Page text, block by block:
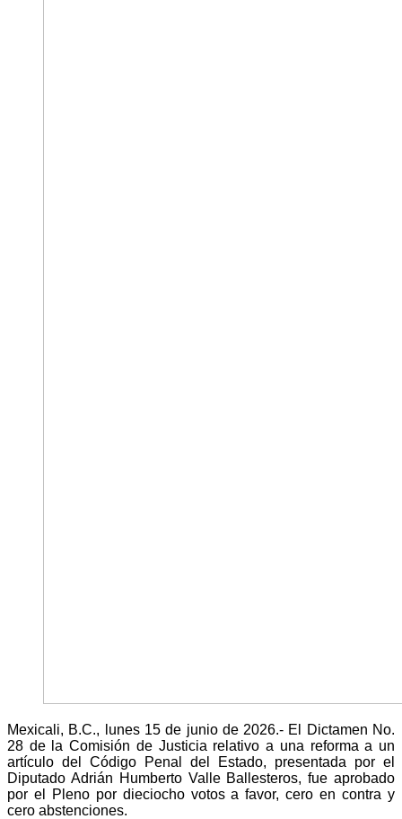
Mexicali, B.C., lunes 15 de junio de 2026.- El Dictamen No.
28 de la Comisión de Justicia relativo a una reforma a un
artículo del Código Penal del Estado, presentada por el
Diputado Adrián Humberto Valle Ballesteros, fue aprobado
por el Pleno por dieciocho votos a favor, cero en contra y
cero abstenciones.